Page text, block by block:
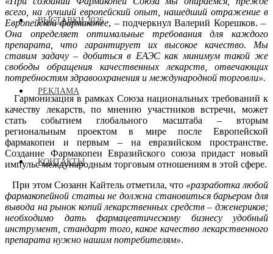
ВЫСТАВКИ 2026
РЕКЛАМА
КОНТАКТЫ
всего, на лучший европейский опыт, нашедший отражение в
Европейской фармакопее, – подчеркнул Валерий Корешков. –
Она определяет оптимальные требования для каждого
препарата, что гарантирует их высокое качество. Мы
ставим задачу – добиться в ЕАЭС как минимум такой же
свободы обращения качественных лекарств, отвечающих
потребностям здравоохранения и международной торговли».
Гармонизация в рамках Союза национальных требований к
качеству лекарств, по мнению участников встречи, может
стать событием глобального масштаба – вторым
региональным проектом в мире после Европейской
фармакопеи и первым – на евразийском пространстве.
Создание Фармакопеи Евразийского союза придаст новый
импульс международным торговым отношениям в этой сфере.
При этом Сюзанн Кайтель отметила, что «разработка любой
фармакопейной статьи не должна становиться барьером для
вывода на рынок копий лекарственных средств – дженериков;
необходимо дать фармацевтическому бизнесу удобный
инструмент, стандарт того, какое качество лекарственного
препарата нужно нашим потребителям».